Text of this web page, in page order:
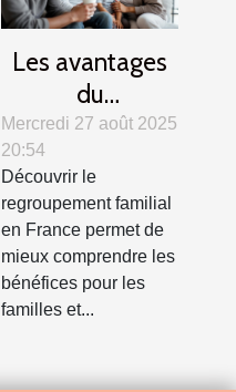
Les avantages
du
regroupement
familial en
France
Mercredi 27 août 2025
20:54
Découvrir le
regroupement familial
en France permet de
mieux comprendre les
bénéfices pour les
familles et...